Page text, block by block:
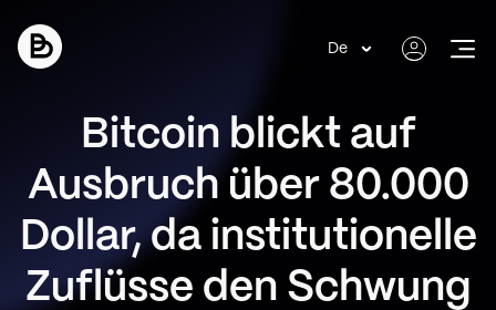
De
Bitcoin blickt auf
Ausbruch über 80.000
Dollar, da institutionelle
Zuflüsse den Schwung